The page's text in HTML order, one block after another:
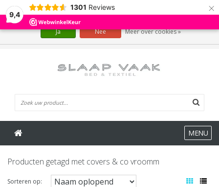
9,4
1301 Reviews ×
MENU
Producten getagd met covers & co vroomm
Sorteren op:
Wij slaan cookies op om onze website te verbeteren. Is dat akkoord?
Ja Nee Meer over cookies »